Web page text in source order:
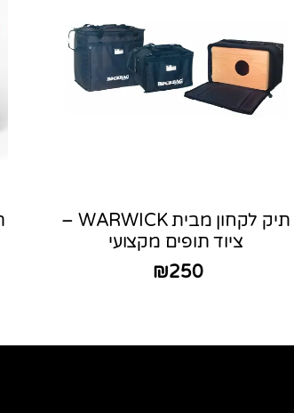
תיק לקחון מבית WARWICK –
ציוד תופים מקצועי
₪250